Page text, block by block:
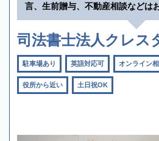
言、生前贈与、不動産相談などは
司法書士法人クレス
駐車場あり 英語対応可 オンライン
役所から近い 土日祝OK